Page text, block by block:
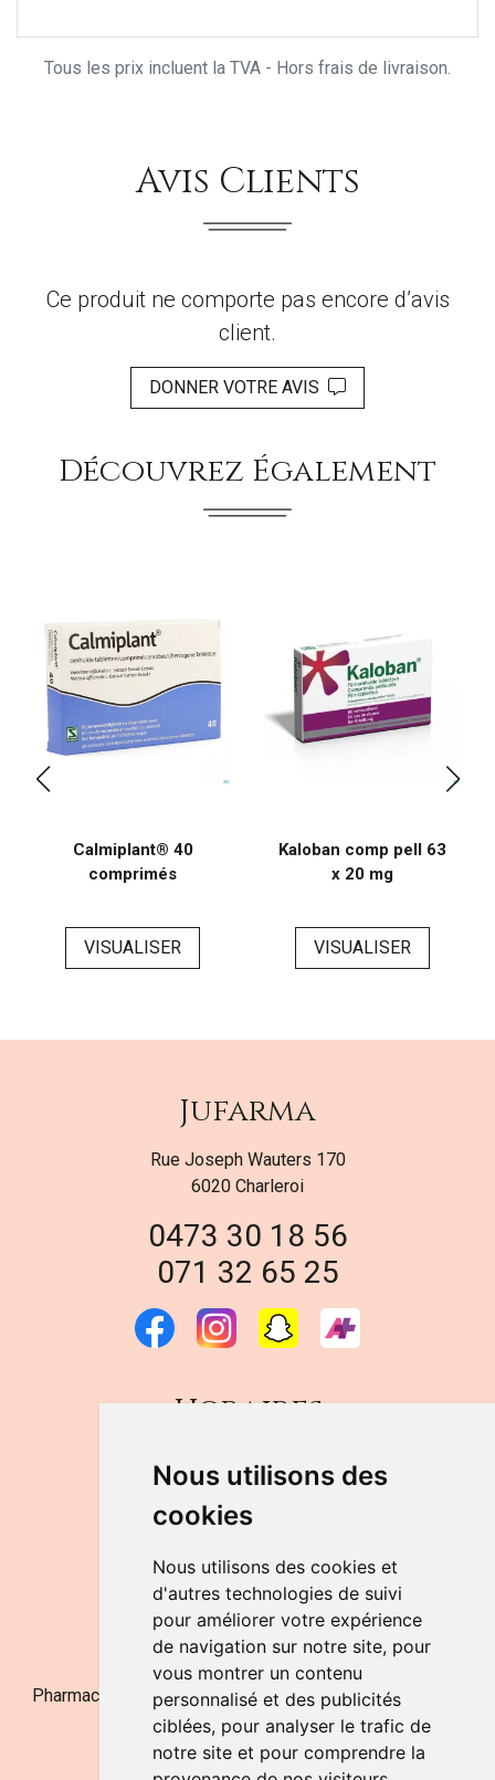
Nous utilisons des
cookies
Nous utilisons des cookies et
d'autres technologies de suivi
pour améliorer votre expérience
de navigation sur notre site, pour
vous montrer un contenu
personnalisé et des publicités
ciblées, pour analyser le trafic de
notre site et pour comprendre la
Tous les prix incluent la TVA - Hors frais de livraison.
Avis Clients
Ce produit ne comporte pas encore d’avis
client.
DONNER VOTRE AVIS
Découvrez Également
Calmiplant® 40
comprimés
VISUALISER
Kaloban comp pell 63
x 20 mg
VISUALISER
Jufarma
Rue Joseph Wauters 170
6020 Charleroi
0473 30 18 56
071 32 65 25
Horaires
DU LUNDI AU VENDREDI
de 9h à 12h30 et de 14h à 18h
LE SAMEDI
de 9h à 12h30
NOUS CONTACTER
Pharmacie Jufarma - Fatima Abachra - APB 521704 - N°
Entreprise BE0882-700-592